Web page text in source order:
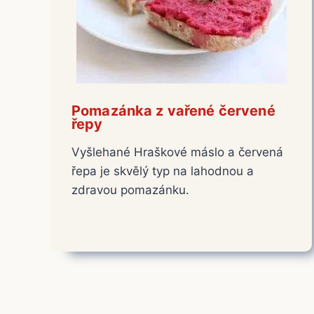
Pomazánka z vařené červené
řepy
Vyšlehané Hraškové máslo a červená
řepa je skvělý typ na lahodnou a
zdravou pomazánku.